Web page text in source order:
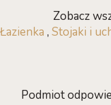
Zobacz
Łazienka , Stojaki i
Podmiot